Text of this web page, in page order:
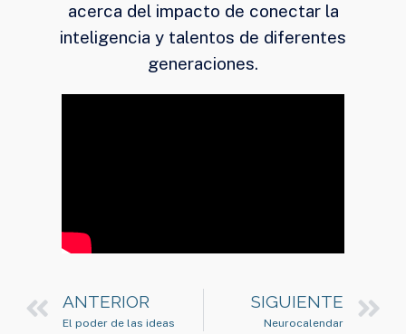
acerca del impacto de conectar la
inteligencia y talentos de diferentes
generaciones.
ANTERIOR
El poder de las ideas
SIGUIENTE
Neurocalendar